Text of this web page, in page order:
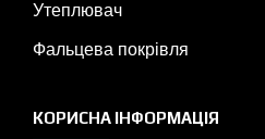
Утеплювач
Фальцева покрівля
КОРИСНА ІНФОРМАЦІЯ